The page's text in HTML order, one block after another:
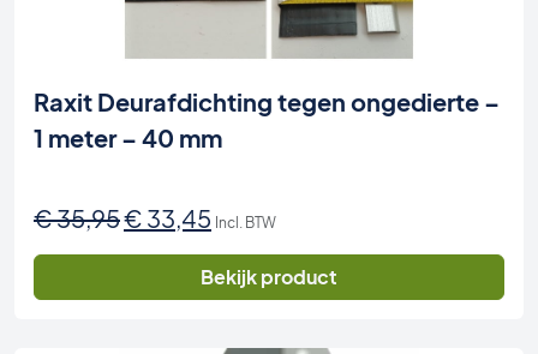
Raxit Deurafdichting tegen ongedierte –
1 meter – 40 mm
€35,95Oorspronkelijke
€ 35,95.
€ 33,45 Huidige
is:
€ 33,45.
Incl. BTW
Bekijk product